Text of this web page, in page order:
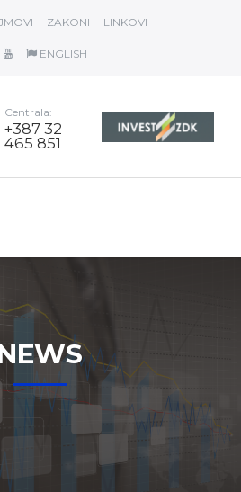
ZAKONI LINKOVI
ENGLISH
Centrala:
+387 32
465 851